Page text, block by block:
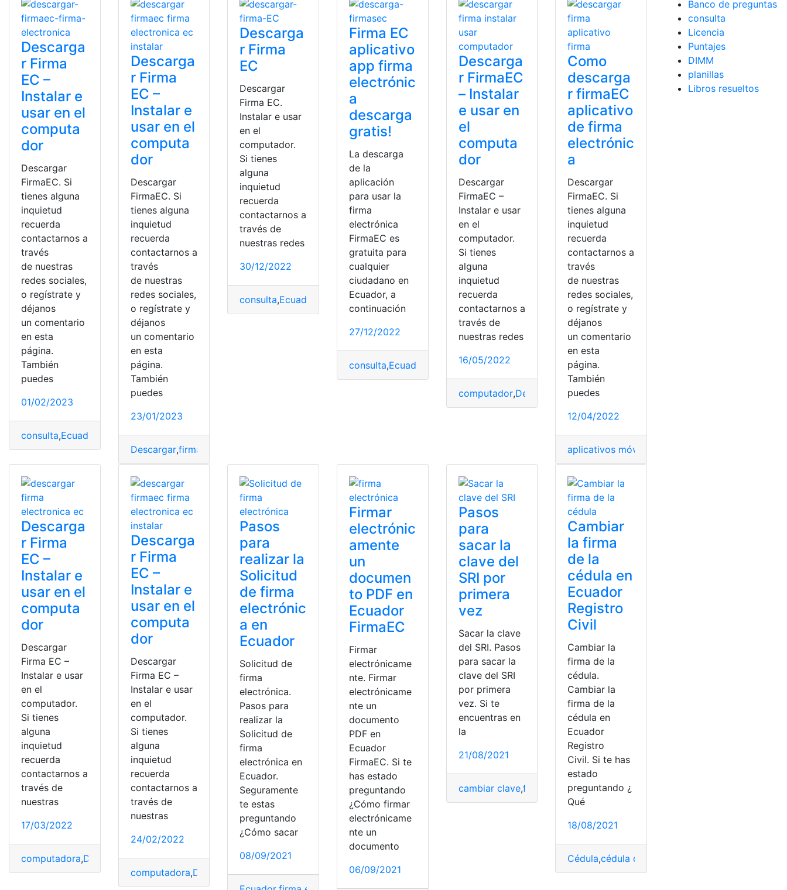
Descarga
r Firma
EC –
Instalar e
usar en el
computa
dor
Descargar
FirmaEC. Si
tienes alguna
inquietud
recuerda
contactarnos a
través
de nuestras
redes sociales,
o regístrate y
déjanos
un comentario
en esta
página.
También
puedes
01/02/2023
consulta,Ecuador firmaEc
Descarga
r Firma
EC –
Instalar e
usar en el
computa
dor
Descargar
FirmaEC. Si
tienes alguna
inquietud
recuerda
contactarnos a
través
de nuestras
redes sociales,
o regístrate y
déjanos
un comentario
en esta
página.
También
puedes
23/01/2023
Descargar,firmaEc
Descarga
r Firma
EC
Descargar
Firma EC.
Instalar e usar
en el
computador.
Si tienes
alguna
inquietud
recuerda
contactarnos a
través de
nuestras redes
30/12/2022
consulta,Ecuador firma electrónica,
Firma EC
aplicativo
app firma
electrónic
a
descarga
gratis!
La descarga
de la
aplicación
para usar la
firma
electrónica
FirmaEC es
gratuita para
cualquier
ciudadano en
Ecuador, a
continuación
27/12/2022
consulta,Ecuador firma electrónica
Descarga
r FirmaEC
– Instalar
e usar en
el
computa
dor
Descargar
FirmaEC –
Instalar e usar
en el
computador.
Si tienes
alguna
inquietud
recuerda
contactarnos a
través de
nuestras redes
16/05/2022
computador,Descargar Ecuador
Como
descarga
r firmaEC
aplicativo
de firma
electrónic
a
Descargar
FirmaEC. Si
tienes alguna
inquietud
recuerda
contactarnos a
través
de nuestras
redes sociales,
o regístrate y
déjanos
un comentario
en esta
página.
También
puedes
12/04/2022
aplicativos móviles
Descarga
r Firma
EC –
Instalar e
usar en el
computa
dor
Descargar
Firma EC –
Instalar e usar
en el
computador.
Si tienes
alguna
inquietud
recuerda
contactarnos a
través de
nuestras
17/03/2022
computadora,Descargar,firmaEc,Instalar,Usar
Descarga
r Firma
EC –
Instalar e
usar en el
computa
dor
Descargar
Firma EC –
Instalar e usar
en el
computador.
Si tienes
alguna
inquietud
recuerda
contactarnos a
través de
nuestras
24/02/2022
computadora,Descargar,firmaEc,Instalar,Usar
Pasos
para
realizar la
Solicitud
de firma
electrónic
a en
Ecuador
Solicitud de
firma
electrónica.
Pasos para
realizar la
Solicitud de
firma
electrónica en
Ecuador.
Seguramente
te estas
preguntando
¿Cómo sacar
08/09/2021
Firmar
electrónic
amente
un
documen
to PDF en
Ecuador
FirmaEC
Firmar
electrónicame
nte. Firmar
electrónicame
nte un
documento
PDF en
Ecuador
FirmaEC. Si te
has estado
preguntando
¿Cómo firmar
electrónicame
nte un
documento
06/09/2021
Pasos
para
sacar la
clave del
SRI por
primera
vez
Sacar la clave
del SRI. Pasos
para sacar la
clave del SRI
por primera
vez. Si te
encuentras en
la
21/08/2021
cambiar clave,firma electrónica,firmaEc
Cambiar
la firma
de la
cédula en
Ecuador
Registro
Civil
Cambiar la
firma de la
cédula.
Cambiar la
firma de la
cédula en
Ecuador
Registro
Civil. Si te has
estado
preguntando ¿
Qué
18/08/2021
Cédula,cédula de identidad
Banco de preguntas
consulta
Licencia
Puntajes
DIMM
planillas
Libros resueltos